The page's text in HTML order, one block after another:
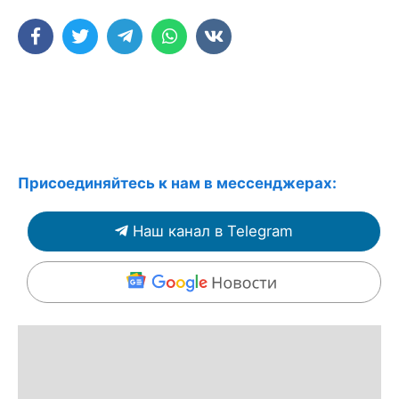
Присоединяйтесь к нам в мессенджерах:
Наш канал в Telegram